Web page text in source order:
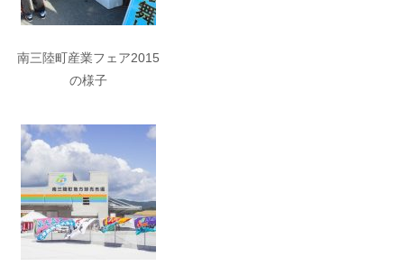
南三陸町産業フェア2015
の様子